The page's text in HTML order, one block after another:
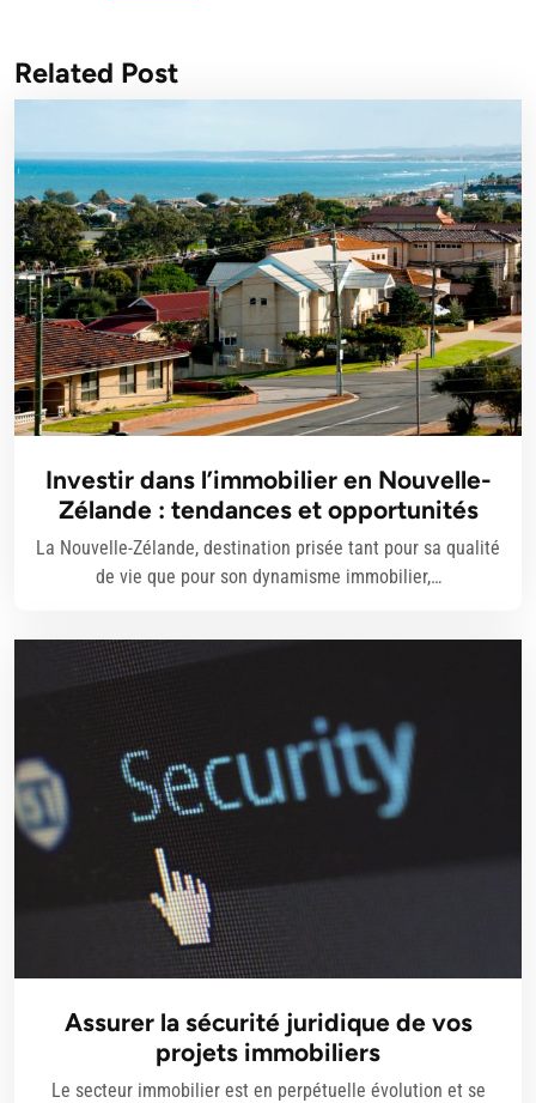
Related Post
Investir dans l’immobilier en Nouvelle-
Zélande : tendances et opportunités
La Nouvelle-Zélande, destination prisée tant pour sa qualité
de vie que pour son dynamisme immobilier,…
Assurer la sécurité juridique de vos
projets immobiliers
Le secteur immobilier est en perpétuelle évolution et se